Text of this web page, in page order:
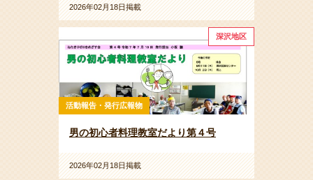
2026年02月18日掲載
深沢地区
活動報告・発行広報物
男の初心者料理教室だより第４号
2026年02月18日掲載